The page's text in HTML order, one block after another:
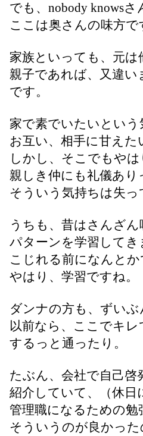
でも、nobody knows
ここは奥さんの味方で
家族といっても、元は
親子であれば、又違
です。
家で素でいたいとい
お互い、相手に甘え
しかし、そこでもや
親しき仲にも礼儀あり
そういう気持ちは失
うちも、昔はさんざ
パターンを学習して
こじれる前になんと
やはり、学習ですね。
ダンナの方も、ずい
以前なら、ここでキ
するっと通ったり。
たぶん、会社で自己
紹介していて、（休
管理職になるための
そういうのが良かった